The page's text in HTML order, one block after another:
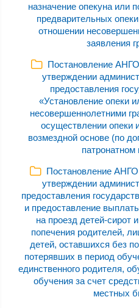
назначение опекуна или
предварительных
отношении
заявления
Постановление
утверждении
предоставления
«Установление опеки
несовершеннолетними
осуществлении опеки
возмездной основе (по
патронатном
Постановление
утверждении
предоставления
и предоставление
на проезд детей-сирот
попечения родителей,
детей, оставшихся без
потерявших в период
единственного родителя,
обучения за счет
местных